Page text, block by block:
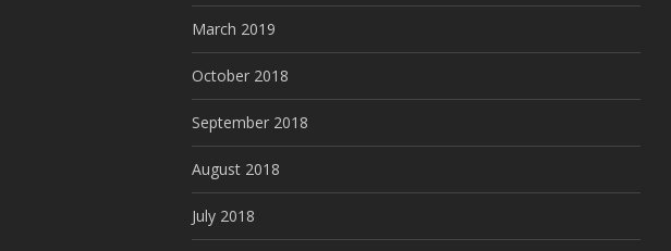
March 2019
October 2018
September 2018
August 2018
July 2018